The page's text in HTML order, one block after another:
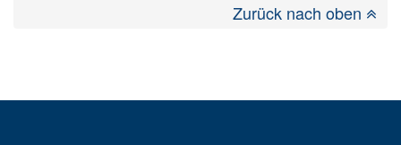
Zurück nach oben